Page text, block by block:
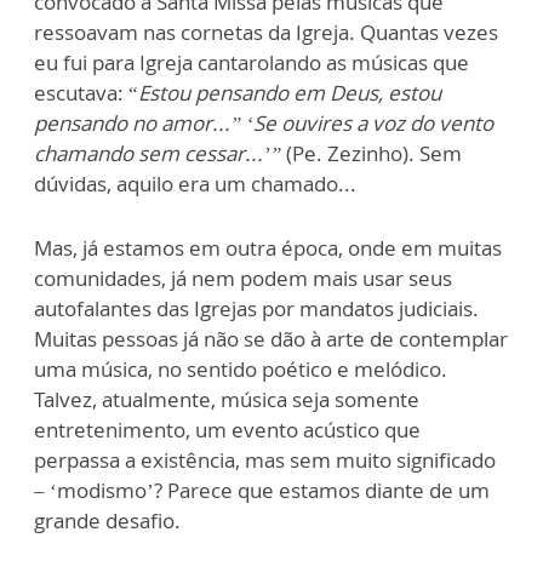
ressoavam nas cornetas da Igreja. Quantas vezes
eu fui para Igreja cantarolando as músicas que
escutava: “Estou pensando em Deus, estou
pensando no amor...” ‘Se ouvires a voz do vento
chamando sem cessar...’”(Pe. Zezinho). Sem
dúvidas, aquilo era um chamado...
Mas, já estamos em outra época, onde em muitas
comunidades, já nem podem mais usar seus
autofalantes das Igrejas por mandatos judiciais.
Muitas pessoas já não se dão à arte de contemplar
uma música, no sentido poético e melódico.
Talvez, atualmente, música seja somente
entretenimento, um evento acústico que
perpassa a existência, mas sem muito significado
– ‘modismo’? Parece que estamos diante de um
grande desafio.